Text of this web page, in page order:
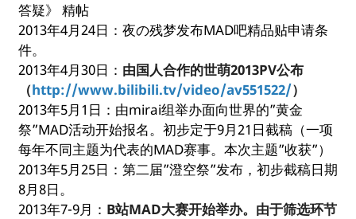
答疑》 精帖
2013年4月24日：夜の残梦发布MAD吧精品贴申请条
件。
2013年4月30日： 由国人合作的世萌2013PV公布
（http://www.bilibili.tv/video/av551522/）
2013年5月1日：由mirai组举办面向世界的”黄金
祭”MAD活动开始报名。初步定于9月21日截稿（一项
每年不同主题为代表的MAD赛事。本次主题”收获”）
2013年5月25日：第二届”澄空祭”发布，初步截稿日期
8月8日。
2013年7-9月： B站MAD大赛开始举办。由于筛选环节